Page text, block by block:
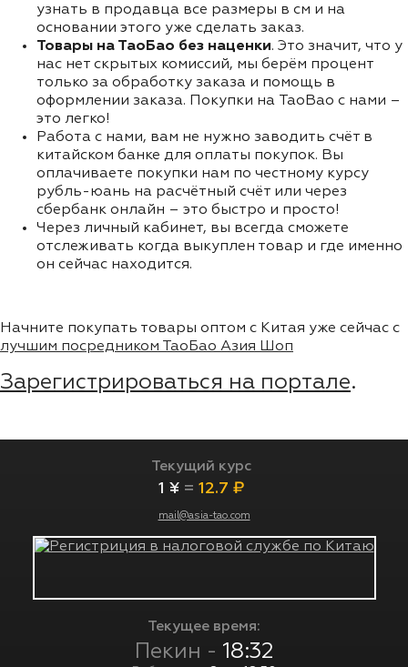
узнать в продавца все размеры в см и на
основании этого уже сделать заказ.
Товары на ТаоБао без наценки. Это значит, что у
нас нет скрытых комиссий, мы берём процент
только за обработку заказа и помощь в
оформлении заказа. Покупки на TaoBao с нами –
это легко!
Работа с нами, вам не нужно заводить счёт в
китайском банке для оплаты покупок. Вы
оплачиваете покупки нам по честному курсу
рубль-юань на расчётный счёт или через
сбербанк онлайн – это быстро и просто!
Через личный кабинет, вы всегда сможете
отслеживать когда выкуплен товар и где именно
он сейчас находится.
Начните покупать товары оптом с Китая уже сейчас с
лучшим посредником ТаоБао Азия Шоп
Зарегистрироваться на портале.
Текущий курс
1 ¥ = 12.7 ₽
mail@asia-tao.com
Текущее время:
Пекин - 18:32